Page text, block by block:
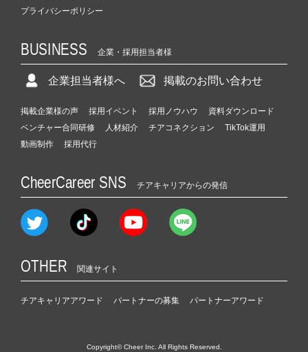
プライバシーポリシー
BUSINESS 企業・採用担当者様
企業担当者様へ 掲載のお問い合わせ
掲載企業様の声 採用イベント 採用ノウハウ
資料ダウンロード
ベンチャー合同研修
人材紹介 チアコネクション
TikTok運用
動画制作
採用代行
CheerCareer SNS チアキャリアからの発信
OTHER 関連サイト
チアキャリアアワード パートナーの募集 パートナーアワード
Copyright© Cheer Inc. All Rights Reserved.